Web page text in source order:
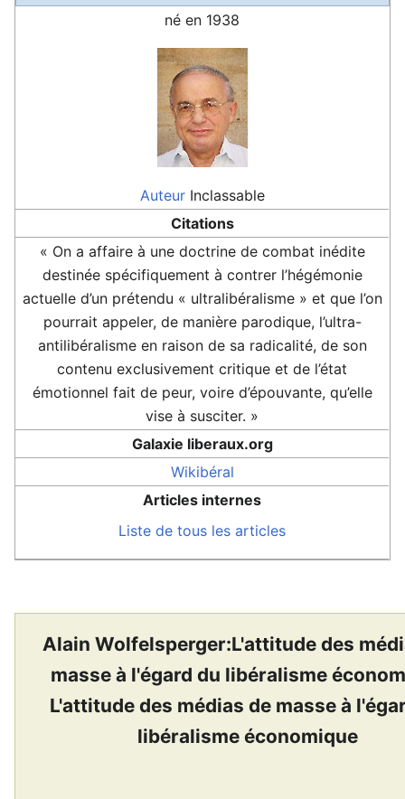
né en 1938
AuteurInclassable
Citations
« On a affaire à une doctrine de combat inédite
destinée spécifiquement à contrer l’hégémonie
actuelle d’un prétendu « ultralibéralisme » et que l’on
pourrait appeler, de manière parodique, l’ultra-
antilibéralisme en raison de sa radicalité, de son
contenu exclusivement critique et de l’état
émotionnel fait de peur, voire d’épouvante, qu’elle
vise à susciter. »
Galaxie liberaux.org
Wikibéral
Articles internes
Liste de tous les articles
Alain Wolfelsperger:L'attitude des
masse à l'égard du libéralisme
L'attitude des médias de masse à
libéralisme économique